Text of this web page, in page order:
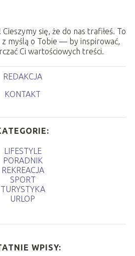
się, że do nas trafiłeś. To
myślą o Tobie — by inspirować,
Ci wartościowych treści.
REDAKCJA
KONTAKT
LIFESTYLE
PORADNIK
REKREACJA
SPORT
TURYSTYKA
URLOP
WPISY: